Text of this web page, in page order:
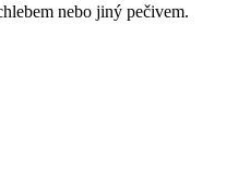
nebo jiný pečivem.